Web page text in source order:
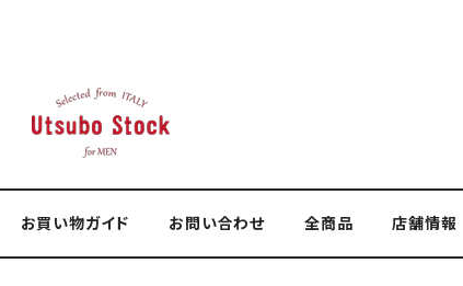
お買い物ガイド お問い合わせ 全商品 店舗情報